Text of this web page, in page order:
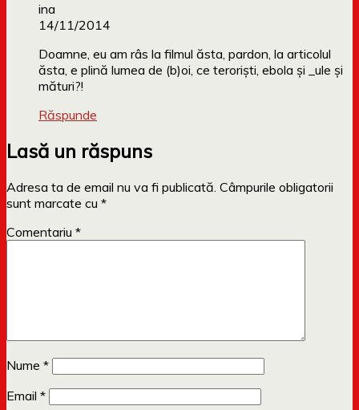
ina
14/11/2014
Doamne, eu am râs la filmul ăsta, pardon, la articolul
ăsta, e plină lumea de (b)oi, ce teroriști, ebola și _ule și
mături?!
Răspunde
Lasă un răspuns
Adresa ta de email nu va fi publicată. Câmpurile obligatorii
sunt marcate cu *
Comentariu *
Nume *
Email *